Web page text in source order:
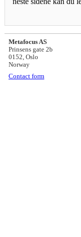
Metafocus AS
Prinsens gate 2b
0152, Oslo
Norway
Contact form